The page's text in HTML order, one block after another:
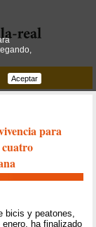
para
cuatro
bicis y peatones,
ha finalizado
Aceptar